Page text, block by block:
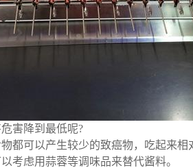
害降到最低呢?
都可以产生较少的致癌物，吃起来相
考虑用蒜蓉等调味品来替代酱料。